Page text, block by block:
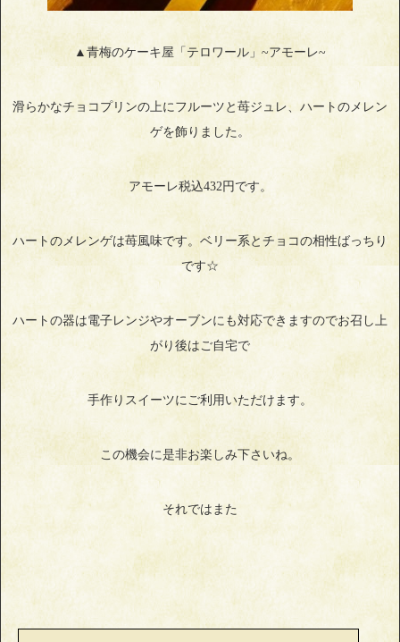
▲青梅のケーキ屋「テロワール」~アモーレ~
滑らかなチョコプリンの上にフルーツと苺ジュレ、ハートのメレン
ゲを飾りました。
アモーレ税込432円です。
ハートのメレンゲは苺風味です。ベリー系とチョコの相性ばっちり
です☆
ハートの器は電子レンジやオーブンにも対応できますのでお召し上
がり後はご自宅で
手作りスイーツにご利用いただけます。
この機会に是非お楽しみ下さいね。
それではまた